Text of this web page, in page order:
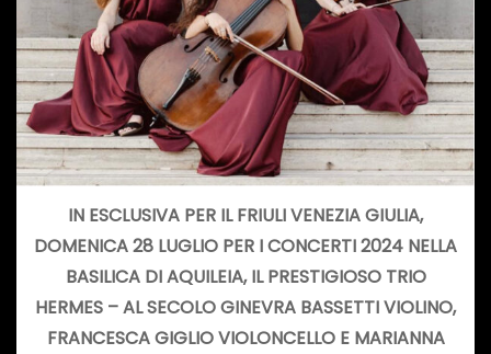
IN ESCLUSIVA PER IL FRIULI VENEZIA GIULIA,
DOMENICA 28 LUGLIO PER I CONCERTI 2024 NELLA
BASILICA DI AQUILEIA, IL PRESTIGIOSO TRIO
HERMES – AL SECOLOGINEVRA BASSETTI VIOLINO,
FRANCESCA GIGLIO VIOLONCELLO E MARIANNA